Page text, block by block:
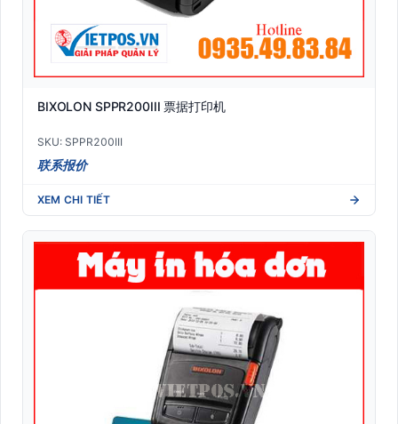
BIXOLON SPPR200III 票据打印机
SKU: SPPR200III
联系报价
XEM CHI TIẾT